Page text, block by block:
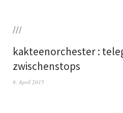
///
kakteenorchester :
zwischenstops
8. April 2015